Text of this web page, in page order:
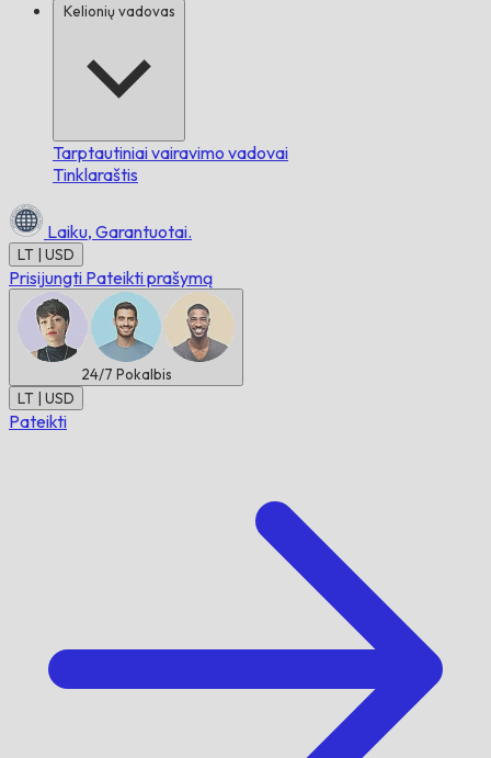
Kelionių vadovas
Tarptautiniai vairavimo vadovai
Tinklaraštis
Laiku, Garantuotai.
LT | USD
Prisijungti Pateikti prašymą
24/7 Pokalbis
LT | USD
Pateikti